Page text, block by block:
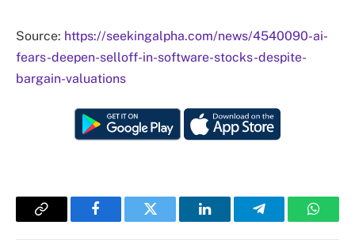
Source: https://seekingalpha.com/news/4540090-ai-
fears-deepen-selloff-in-software-stocks-despite-
bargain-valuations
Copy
FacebookTwitter LinkedInTelegram